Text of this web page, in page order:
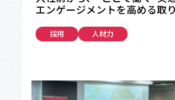
エンゲージメントを高める取
採用 人材力